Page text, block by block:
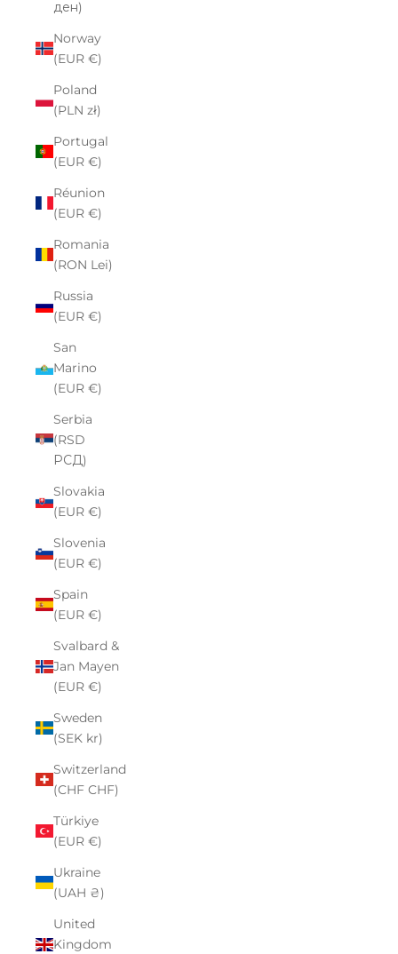
ден)
Norway
(EUR €)
Poland
(PLN zł)
Portugal
(EUR €)
Réunion
(EUR €)
Romania
(RON Lei)
Russia
(EUR €)
San
Marino
(EUR €)
Serbia
(RSD
РСД)
Slovakia
(EUR €)
Slovenia
(EUR €)
Spain
(EUR €)
Svalbard &
Jan Mayen
(EUR €)
Sweden
(SEK kr)
Switzerland
(CHF CHF)
Türkiye
(EUR €)
Ukraine
(UAH ₴)
United
Kingdom